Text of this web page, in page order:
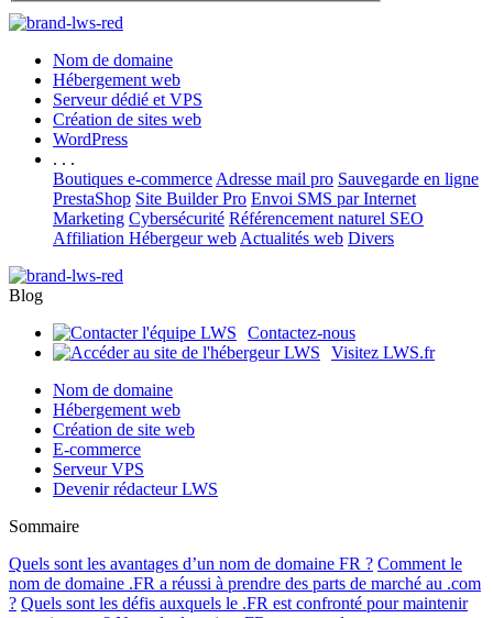
Nom de domaine
Hébergement web
Serveur dédié et VPS
Création de sites web
WordPress
. . .
Boutiques e-commerce Adresse mail pro Sauvegarde en ligne
PrestaShop Site Builder Pro Envoi SMS par Internet
Marketing Cybersécurité Référencement naturel SEO
Affiliation Hébergeur web Actualités web Divers
Blog
Contactez-nous
Visitez LWS.fr
Nom de domaine
Hébergement web
Création de site web
E-commerce
Serveur VPS
Devenir rédacteur LWS
Sommaire
Quels sont les avantages d’un nom de domaine FR ? Comment le
nom de domaine .FR a réussi à prendre des parts de marché au .com
? Quels sont les défis auxquels le .FR est confronté pour maintenir